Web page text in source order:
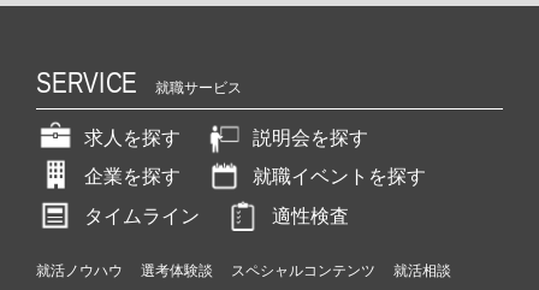
SERVICE 就職サービス
求人を探す
説明会を探す
企業を探す
就職イベントを探す
タイムライン
適性検査
就活ノウハウ 選考体験談 スペシャルコンテンツ
就活相談